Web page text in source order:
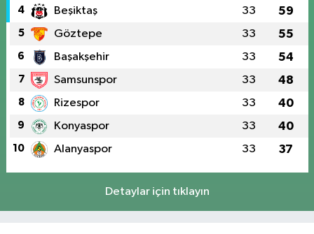
4 Beşiktaş 33 59
5 Göztepe 33 55
6 Başakşehir 33 54
7 Samsunspor 33 48
8 Rizespor 33 40
9 Konyaspor 33 40
10 Alanyaspor 33 37
Detaylar için tıklayın